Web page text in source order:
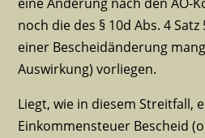
noch die des § 10d Abs. 4
einer Bescheidänderung
Auswirkung) vorliegen.
Liegt, wie in diesem Streitfall,
Einkommensteuer Bescheid